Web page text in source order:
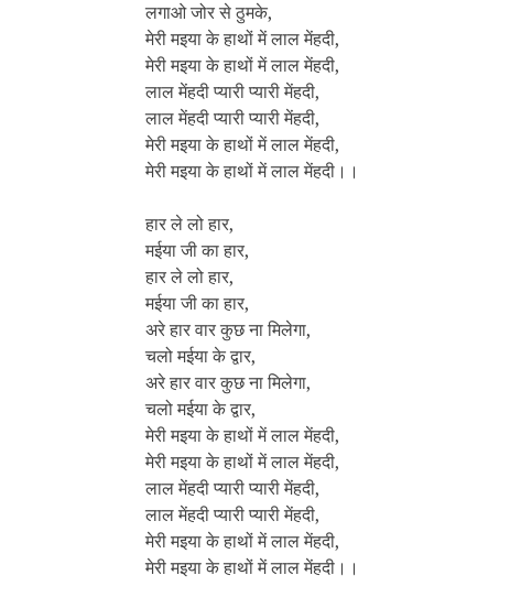
लगाओ जोर से ठुमके,
मेरी मइया के हाथों में लाल मेंहदी,
मेरी मइया के हाथों में लाल मेंहदी,
लाल मेंहदी प्यारी प्यारी मेंहदी,
लाल मेंहदी प्यारी प्यारी मेंहदी,
मेरी मइया के हाथों में लाल मेंहदी,
मेरी मइया के हाथों में लाल मेंहदी।।
हार ले लो हार,
मईया जी का हार,
हार ले लो हार,
मईया जी का हार,
अरे हार वार कुछ ना मिलेगा,
चलो मईया के द्वार,
अरे हार वार कुछ ना मिलेगा,
चलो मईया के द्वार,
मेरी मइया के हाथों में लाल मेंहदी,
मेरी मइया के हाथों में लाल मेंहदी,
लाल मेंहदी प्यारी प्यारी मेंहदी,
लाल मेंहदी प्यारी प्यारी मेंहदी,
मेरी मइया के हाथों में लाल मेंहदी,
मेरी मइया के हाथों में लाल मेंहदी।।